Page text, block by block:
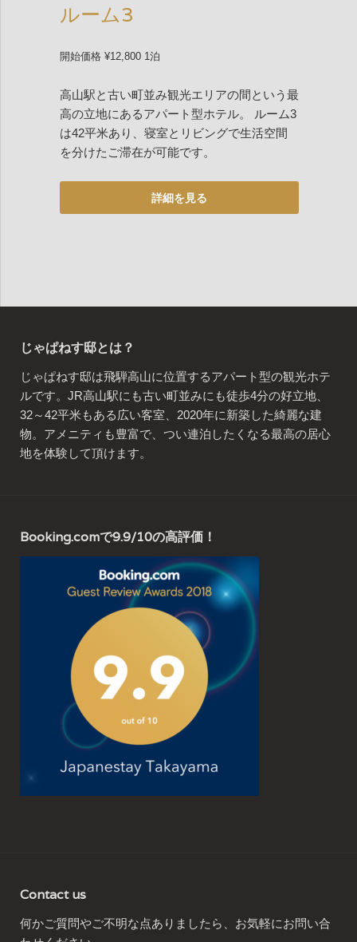
ルーム3
開始価格 ¥12,800 1泊
高山駅と古い町並み観光エリアの間という最
高の立地にあるアパート型ホテル。 ルーム3
は42平米あり、寝室とリビングで生活空間
を分けたご滞在が可能です。
じゃぱねす邸とは？
じゃぱねす邸は飛騨高山に位置するアパート型の観光ホテ
ルです。JR高山駅にも古い町並みにも徒歩4分の好立地、
32～42平米もある広い客室、2020年に新築した綺麗な建
物。アメニティも豊富で、つい連泊したくなる最高の居心
地を体験して頂けます。
Booking.comで9.9/10の高評価！
Contact us
何かご質問やご不明な点ありましたら、お気軽にお問い合